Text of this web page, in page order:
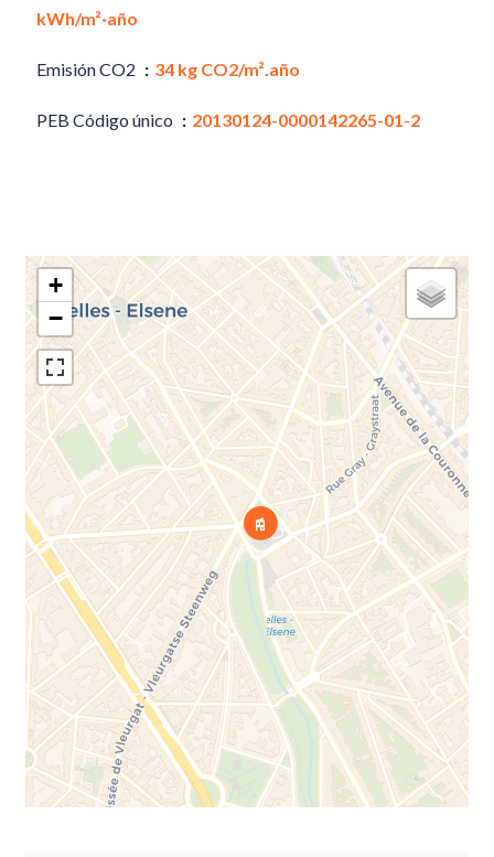
kWh/m²·año
Emisión CO2 34 kg CO2/m².año
PEB Código único 20130124-0000142265-01-2
+
−